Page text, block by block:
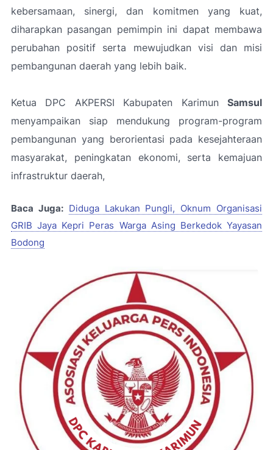
kebersamaan, sinergi, dan komitmen yang kuat,
diharapkan pasangan pemimpin ini dapat membawa
perubahan positif serta mewujudkan visi dan misi
pembangunan daerah yang lebih baik.
Ketua DPC AKPERSI Kabupaten Karimun Samsul
menyampaikan siap mendukung program-program
pembangunan yang berorientasi pada kesejahteraan
masyarakat, peningkatan ekonomi, serta kemajuan
infrastruktur daerah,
Baca Juga: Diduga Lakukan Pungli, Oknum Organisasi
GRIB Jaya Kepri Peras Warga Asing Berkedok Yayasan
Bodong